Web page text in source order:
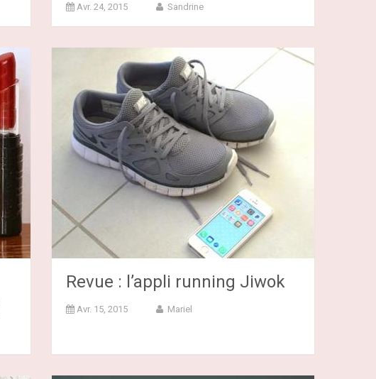
Avr. 24, 2015 Sandrine
Revue : l’appli running Jiwok
Avr. 15, 2015 Mariel